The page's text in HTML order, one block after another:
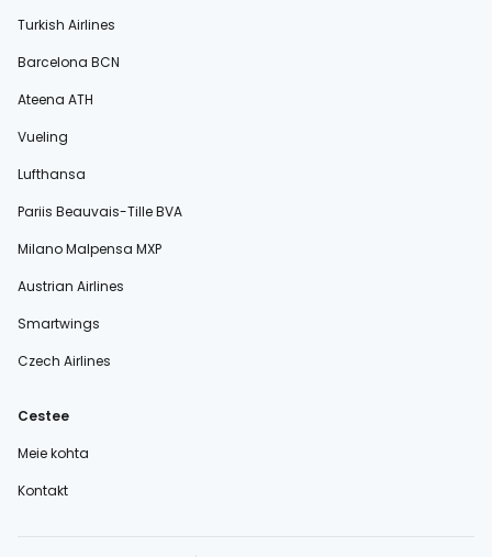
Turkish Airlines
Barcelona BCN
Ateena ATH
Vueling
Lufthansa
Pariis Beauvais-Tille BVA
Milano Malpensa MXP
Austrian Airlines
Smartwings
Czech Airlines
Cestee
Meie kohta
Kontakt